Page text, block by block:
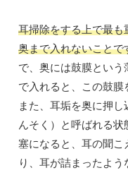
耳掃除をする上で最
奥まで入れないことで
で、奥には鼓膜という
で入れると、この鼓膜
また、耳垢を奥に押
んそく）と呼ばれる
塞になると、耳の聞こ
り、耳が詰まったよ